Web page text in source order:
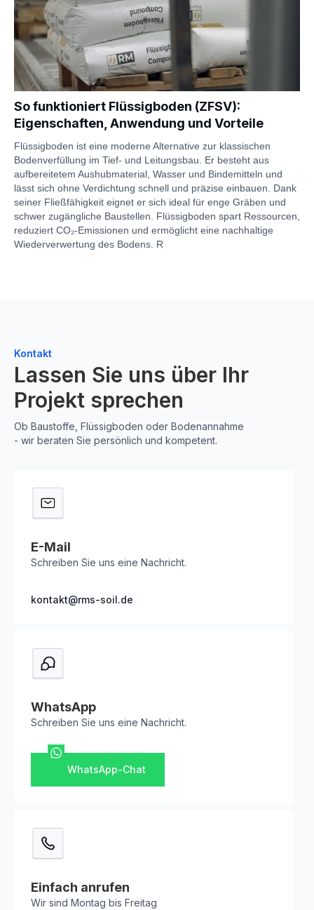
So funktioniert Flüssigboden (ZFSV):
Eigenschaften, Anwendung und Vorteile
Flüssigboden ist eine moderne Alternative zur klassischen
Bodenverfüllung im Tief- und Leitungsbau. Er besteht aus
aufbereitetem Aushubmaterial, Wasser und Bindemitteln und
lässt sich ohne Verdichtung schnell und präzise einbauen. Dank
seiner Fließfähigkeit eignet er sich ideal für enge Gräben und
schwer zugängliche Baustellen. Flüssigboden spart Ressourcen,
reduziert CO₂-Emissionen und ermöglicht eine nachhaltige
Wiederverwertung des Bodens. R
Kontakt
Lassen Sie uns über Ihr
Projekt sprechen
Ob Baustoffe, Flüssigboden oder Bodenannahme
- wir beraten Sie persönlich und kompetent.
E-Mail
Schreiben Sie uns eine Nachricht.
kontakt@rms-soil.de
WhatsApp
Schreiben Sie uns eine Nachricht.
WhatsApp-Chat
Einfach anrufen
Wir sind Montag bis Freitag